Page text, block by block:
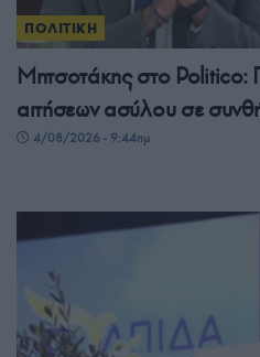
ΠΟΛΙΤΙΚΗ
Μητσοτάκης στο Politico:
αιτήσεων ασύλου σε
4/08/2026 - 9:44πμ